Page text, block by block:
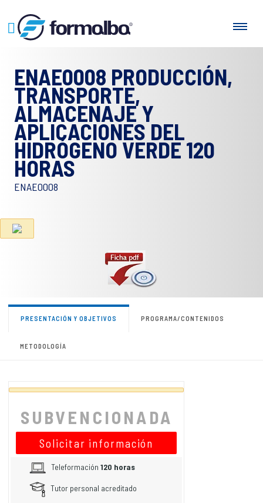
ENAE0008 PRODUCCIÓN,
TRANSPORTE,
ALMACENAJE Y
APLICACIONES DEL
HIDRÓGENO VERDE 120
HORAS
ENAE0008
PRESENTACIÓN Y OBJETIVOS PROGRAMA/CONTENIDOS
METODOLOGÍA
SUBVENCIONADA
Solicitar información
Teleformación120 horas
Tutor personal acreditado